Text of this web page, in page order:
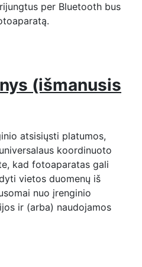
per Bluetooth bus
(išmanusis
atsisiųsti platumos,
koordinuoto
kad fotoaparatas gali
vietos duomenų iš
nuo įrenginio
ir (arba) naudojamos